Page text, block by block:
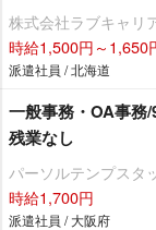
株式会社ラブキャリ
時給1,500円～1,650
派遣社員 / 北海道
一般事務・OA事務
残業なし
パーソルテンプスタ
時給1,700円
派遣社員 / 大阪府